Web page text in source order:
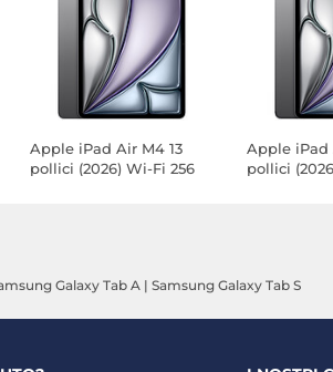
Apple iPad Air M4 13
pollici (2026) Wi-Fi 256
Apple iPad
pollici
Galaxy Tab A | Samsung Galaxy Tab S